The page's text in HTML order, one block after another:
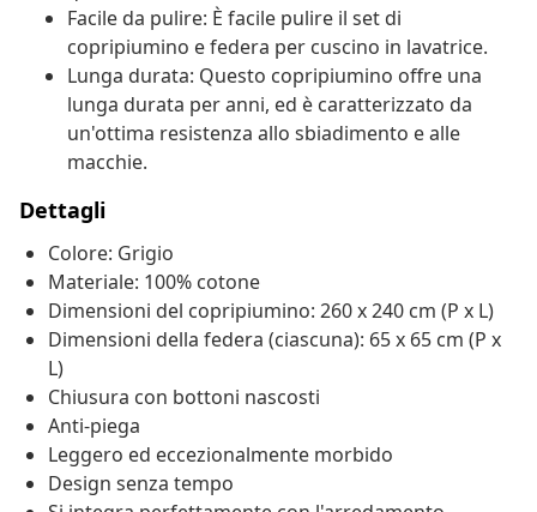
Facile da pulire: È facile pulire il set di
copripiumino e federa per cuscino in lavatrice.
Lunga durata: Questo copripiumino offre una
lunga durata per anni, ed è caratterizzato da
un'ottima resistenza allo sbiadimento e alle
macchie.
Dettagli
Colore: Grigio
Materiale: 100% cotone
Dimensioni del copripiumino: 260 x 240 cm (P x L)
Dimensioni della federa (ciascuna): 65 x 65 cm (P x
L)
Chiusura con bottoni nascosti
Anti-piega
Leggero ed eccezionalmente morbido
Design senza tempo